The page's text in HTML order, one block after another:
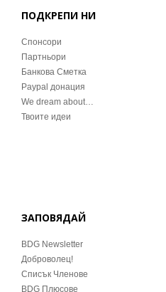
ПОДКРЕПИ НИ
Спонсори
Партньори
Банкова Сметка
Paypal донация
We dream about…
Твоите идеи
ЗАПОВЯДАЙ
BDG Newsletter
Доброволец!
Списък Членове
BDG Плюсове